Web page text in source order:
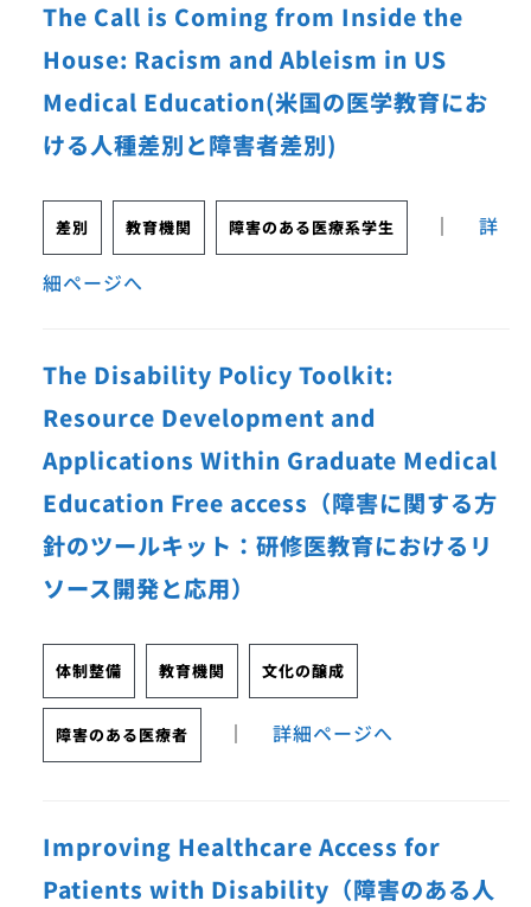
The Call is Coming from Inside the
House: Racism and Ableism in US
Medical Education(米国の医学教育にお
ける人種差別と障害者差別)
差別 教育機関 障害のある医療系学生 ｜ 詳
細ページへ
The Disability Policy Toolkit:
Resource Development and
Applications Within Graduate Medical
Education Free access（障害に関する方
針のツールキット：研修医教育におけるリ
ソース開発と応用）
体制整備 教育機関 文化の醸成
障害のある医療者 ｜ 詳細ページへ
Improving Healthcare Access for
Patients with Disability（障害のある人